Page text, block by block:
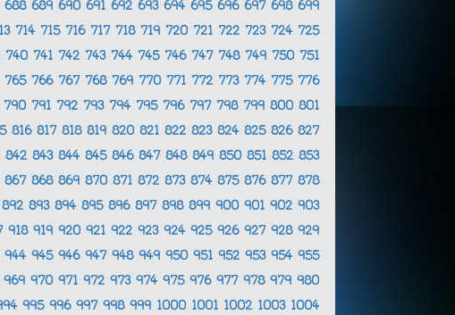
688 689 690 691 692 693 694 695 696 697 698 699
714 715 716 717 718 719 720 721 722 723 724 725
740 741 742 743 744 745 746 747 748 749 750 751
765 766 767 768 769 770 771 772 773 774 775 776
790 791 792 793 794 795 796 797 798 799 800 801
816 817 818 819 820 821 822 823 824 825 826 827
842 843 844 845 846 847 848 849 850 851 852 853
867 868 869 870 871 872 873 874 875 876 877 878
892 893 894 895 896 897 898 899 900 901 902 903
918 919 920 921 922 923 924 925 926 927 928 929
944 945 946 947 948 949 950 951 952 953 954 955
969 970 971 972 973 974 975 976 977 978 979 980
995 996 997 998 999 1000 1001 1002 1003 1004